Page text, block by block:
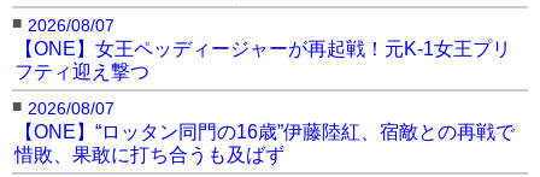
■ 2026/08/07
【ONE】女王ペッディージャーが再起戦！元K-1女王プリ
フティ迎え撃つ
■ 2026/08/07
【ONE】“ロッタン同門の16歳”伊藤陸紅、宿敵との再戦で
惜敗、果敢に打ち合うも及ばず